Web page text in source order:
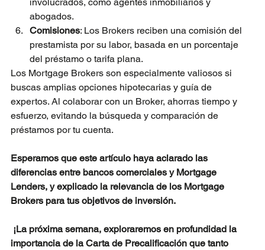
involucrados, como agentes inmobiliarios y
abogados.
Comisiones: Los Brokers reciben una comisión del
prestamista por su labor, basada en un porcentaje
del préstamo o tarifa plana.
Los Mortgage Brokers son especialmente valiosos si
buscas amplias opciones hipotecarias y guía de
expertos. Al colaborar con un Broker, ahorras tiempo y
esfuerzo, evitando la búsqueda y comparación de
préstamos por tu cuenta.
Esperamos que este artículo haya aclarado las
diferencias entre bancos comerciales y Mortgage
Lenders, y explicado la relevancia de los Mortgage
Brokers para tus objetivos de inversión.
importancia de la Carta de Precalificación que tanto